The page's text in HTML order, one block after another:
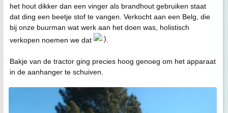
het hout dikker dan een vinger als brandhout gebruiken staat
dat ding een beetje stof te vangen. Verkocht aan een Belg, die
bij onze buurman wat werk aan het doen was, holistisch
verkopen noemen we dat
Bakje van de tractor ging precies hoog genoeg om het apparaat
in de aanhanger te schuiven.